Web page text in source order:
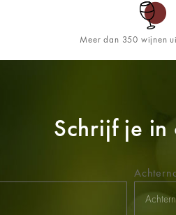
Meer dan 350 wijnen
Schrijf je